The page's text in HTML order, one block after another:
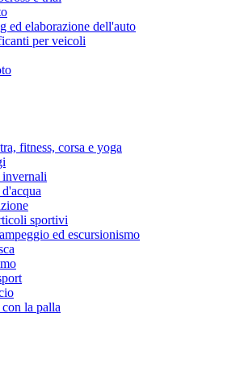
ed elaborazione dell'auto
per veicoli
fitness, corsa e yoga
sportivi
ed escursionismo
la palla